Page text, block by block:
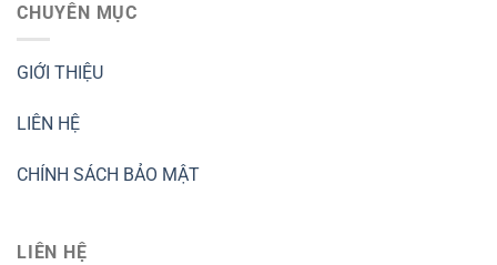
CHUYÊN MỤC
GIỚI THIỆU
LIÊN HỆ
CHÍNH SÁCH BẢO MẬT
LIÊN HỆ